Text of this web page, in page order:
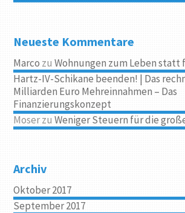
Neueste Kommentare
Marco zuWohnungen zum Leben statt
Hartz-IV-Schikane beenden! | Das
Milliarden Euro Mehreinnahmen – Das
Finanzierungskonzept
MoserzuWeniger Steuern für die
Archiv
Oktober 2017
September 2017